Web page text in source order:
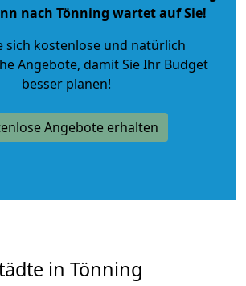
nach Tönning wartet auf Sie!
sich kostenlose und natürlich
Angebote, damit Sie Ihr Budget
besser planen!
Angebote erhalten
in Tönning